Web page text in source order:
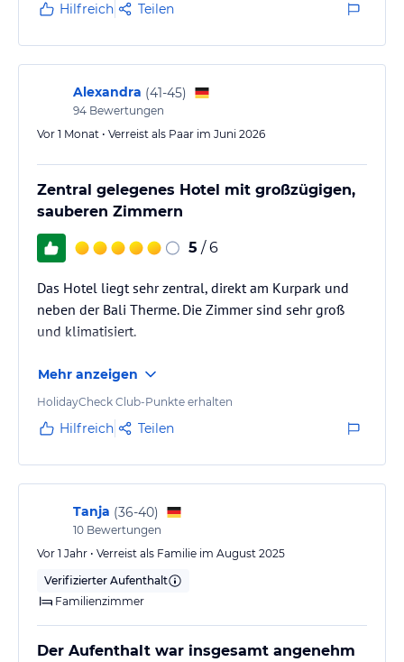
Hilfreich Teilen
Alexandra (41-45)
94 Bewertungen
Vor 1 Monat • Verreist als Paar im Juni 2026
Zentral gelegenes Hotel mit großzügigen,
sauberen Zimmern
5 / 6
Das Hotel liegt sehr zentral, direkt am Kurpark und
neben der Bali Therme. Die Zimmer sind sehr groß
und klimatisiert.
Mehr anzeigen
HolidayCheck Club-Punkte erhalten
Hilfreich Teilen
Tanja (36-40)
10 Bewertungen
Vor 1 Jahr • Verreist als Familie im August 2025
Verifizierter Aufenthalt
Familienzimmer
Der Aufenthalt war insgesamt angenehm